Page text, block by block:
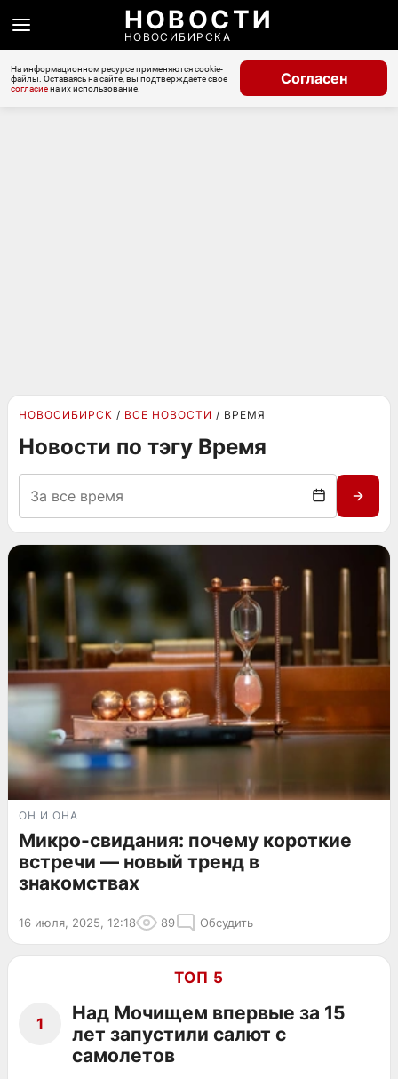
НОВОСТИ
НОВОСИБИРСКА
На информационном ресурсе применяются cookie-
файлы. Оставаясь на сайте, вы подтверждаете свое
согласиена их использование.
Согласен
НОВОСИБИРСК ВСЕ НОВОСТИ ВРЕМЯ
Новости по тэгу Время
ОН И ОНА
Микро-свидания: почему короткие
встречи — новый тренд в
знакомствах
16 июля, 2025, 12:18 89 Обсудить
ТОП 5
1
Над Мочищем впервые за 15
лет запустили салют с
самолетов